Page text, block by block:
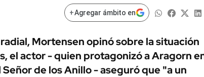
POLÍTICA
URUGUAY
LIFESTYLE
AUTOS
+Agregar ámbito en
Mortensen opinó sobre la situación
el actor - quien protagonizó a Aragorn
de los Anillo - aseguró que "a un